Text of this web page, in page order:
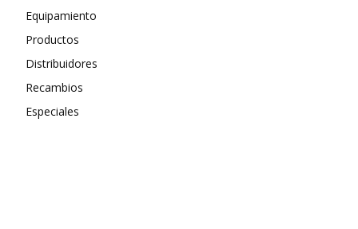
Equipamiento
Productos
Distribuidores
Recambios
Especiales